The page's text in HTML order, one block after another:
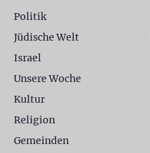
Politik
Jüdische Welt
Israel
Unsere Woche
Kultur
Religion
Gemeinden